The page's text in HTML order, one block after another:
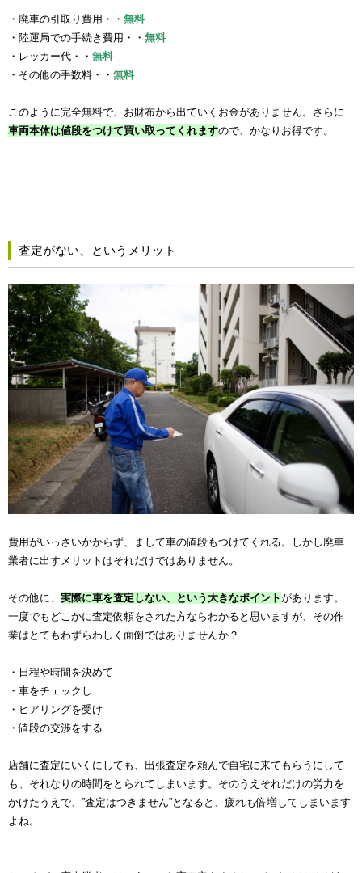
・廃車の引取り費用・・ 無料
・陸運局での手続き費用・・ 無料
・レッカー代・・ 無料
・その他の手数料・・ 無料
このように完全無料で、お財布から出ていくお金がありません。さらに
車両本体は値段をつけて買い取ってくれますので、かなりお得です。
査定がない、というメリット
費用がいっさいかからず、まして車の値段もつけてくれる。しかし廃車
業者に出すメリットはそれだけではありません。
その他に、 実際に車を査定しない、という大きなポイントがあります。
一度でもどこかに査定依頼をされた方ならわかると思いますが、その作
業はとてもわずらわしく面倒ではありませんか？
・日程や時間を決めて
・車をチェックし
・ヒアリングを受け
・値段の交渉をする
店舗に査定にいくにしても、出張査定を頼んで自宅に来てもらうにして
も、それなりの時間をとられてしまいます。そのうえそれだけの労力を
かけたうえで、”査定はつきません”となると、疲れも倍増してしまいます
よね。